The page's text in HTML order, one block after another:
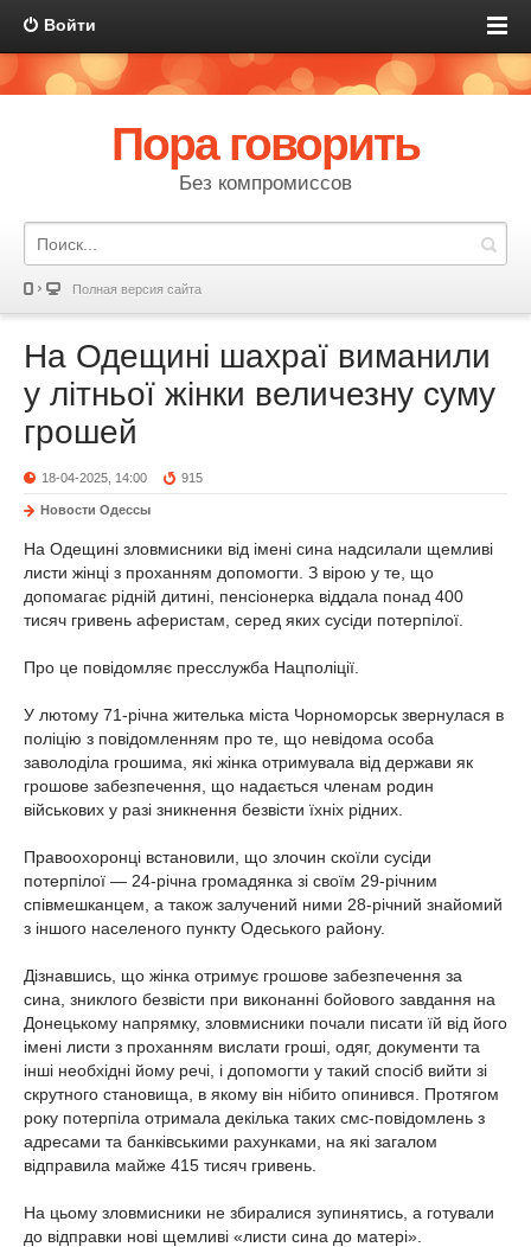
Войти
Пора говорить
Без компромиссов
Полная версия сайта
На Одещині шахраї виманили
у літньої жінки величезну суму
грошей
18-04-2025, 14:00 915
Новости Одессы
На Одещині зловмисники від імені сина надсилали щемливі
листи жінці з проханням допомогти. З вірою у те, що
допомагає рідній дитині, пенсіонерка віддала понад 400
тисяч гривень аферистам, серед яких сусіди потерпілої.
Про це повідомляє пресслужба Нацполіції.
У лютому 71-річна жителька міста Чорноморськ звернулася в
поліцію з повідомленням про те, що невідома особа
заволоділа грошима, які жінка отримувала від держави як
грошове забезпечення, що надається членам родин
військових у разі зникнення безвісти їхніх рідних.
Правоохоронці встановили, що злочин скоїли сусіди
потерпілої — 24-річна громадянка зі своїм 29-річним
співмешканцем, а також залучений ними 28-річний знайомий
з іншого населеного пункту Одеського району.
Дізнавшись, що жінка отримує грошове забезпечення за
сина, зниклого безвісти при виконанні бойового завдання на
Донецькому напрямку, зловмисники почали писати їй від його
імені листи з проханням вислати гроші, одяг, документи та
інші необхідні йому речі, і допомогти у такий спосіб вийти зі
скрутного становища, в якому він нібито опинився. Протягом
року потерпіла отримала декілька таких смс-повідомлень з
адресами та банківськими рахунками, на які загалом
відправила майже 415 тисяч гривень.
На цьому зловмисники не збиралися зупинятись, а готували
до відправки нові щемливі «листи сина до матері».